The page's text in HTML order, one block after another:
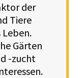
der
Tiere
Gärten
-zucht